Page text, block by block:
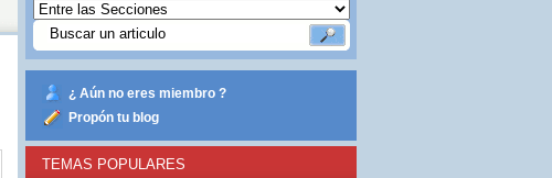
¿ Aún no eres miembro ?
Propón tu blog
TEMAS POPULARES